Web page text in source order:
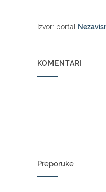
Izvor: portal
KOMENTARI
Preporuke